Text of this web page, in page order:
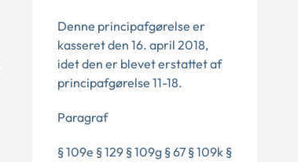
Denne principafgørelse er
kasseret den 16. april 2018,
idet den er blevet erstattet af
principafgørelse 11-18.
Paragraf
§ 109e § 129 § 109g § 67 § 109k §